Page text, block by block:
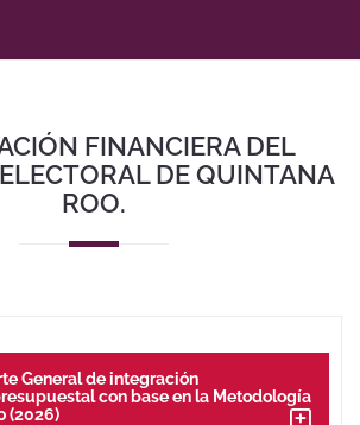
FINANCIERA DEL
DE QUINTANA
ROO.
General de integración
con base en la Metodología
(2026)